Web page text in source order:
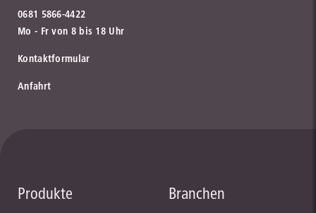
0681 5866-4422
Mo - Fr von 8 bis 18 Uhr
Kontaktformular
Anfahrt
Produkte Branchen